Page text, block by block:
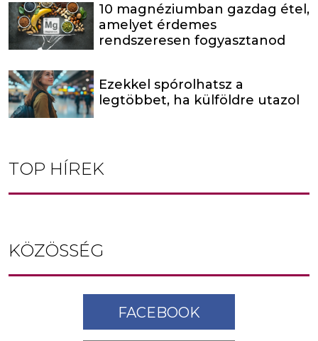
10 magnéziumban gazdag étel,
amelyet érdemes
rendszeresen fogyasztanod
Ezekkel spórolhatsz a
legtöbbet, ha külföldre utazol
TOP HÍREK
KÖZÖSSÉG
FACEBOOK